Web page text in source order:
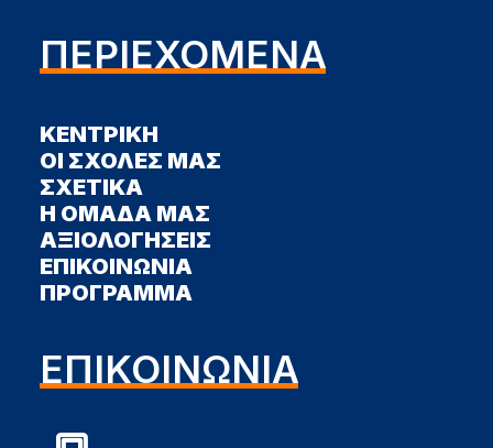
ΠΕΡΙΕΧΟΜΕΝΑ
ΚΕΝΤΡΙΚΗ
ΟΙ ΣΧΟΛΕΣ ΜΑΣ
ΣΧΕΤΙΚΑ
Η ΟΜΑΔΑ ΜΑΣ
ΑΞΙΟΛΟΓΗΣΕΙΣ
ΕΠΙΚΟΙΝΩΝΙΑ
ΠΡΟΓΡΑΜΜΑ
ΕΠΙΚΟΙΝΩΝΙΑ